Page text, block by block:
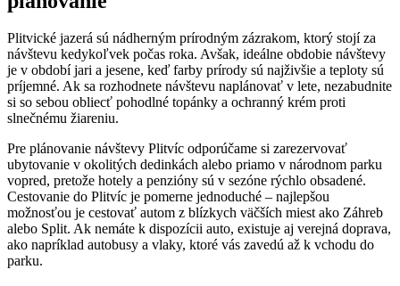
Plitvické jazerá sú nádherným prírodným zázrakom, ktorý stojí za
návštevu kedykoľvek počas roka. Avšak, ideálne obdobie návštevy
je v období jari a jesene, keď farby prírody sú najživšie a teploty sú
príjemné. Ak sa rozhodnete návštevu naplánovať v lete, nezabudnite
si so sebou obliecť pohodlné topánky a ochranný krém proti
slnečnému žiareniu.
Pre plánovanie návštevy Plitvíc odporúčame si zarezervovať
ubytovanie v okolitých dedinkách alebo priamo v národnom parku
vopred, pretože hotely a penzióny sú v sezóne rýchlo obsadené.
Cestovanie do Plitvíc je pomerne jednoduché – najlepšou
možnosťou je cestovať autom z blízkych väčších miest ako Záhreb
alebo Split. Ak nemáte k dispozícii auto, existuje aj verejná doprava,
ako napríklad autobusy a vlaky, ktoré vás zavedú až k vchodu do
parku.